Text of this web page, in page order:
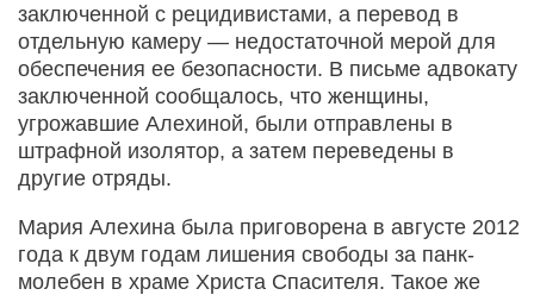
заключенной с рецидивистами, а перевод в
отдельную камеру — недостаточной мерой для
обеспечения ее безопасности. В письме адвокату
заключенной сообщалось, что женщины,
угрожавшие Алехиной, были отправлены в
штрафной изолятор, а затем переведены в
другие отряды.
Мария Алехина была приговорена в августе 2012
года к двум годам лишения свободы за панк-
молебен в храме Христа Спасителя. Такое же